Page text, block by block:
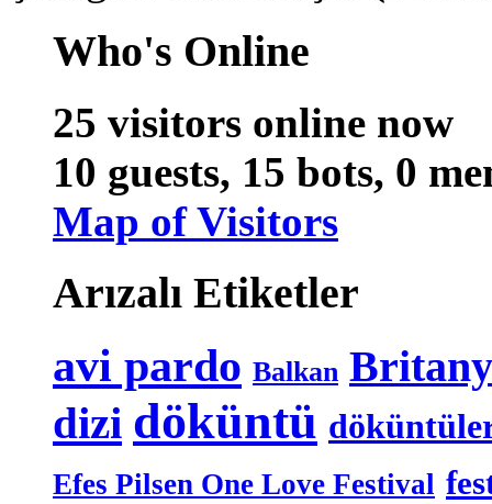
Who's Online
25 visitors online now
10 guests, 15 bots, 0
Map of Visitors
Arızalı Etiketler
avi pardo Balkan
dizi döküntü
Efes Pilsen One Love Festival